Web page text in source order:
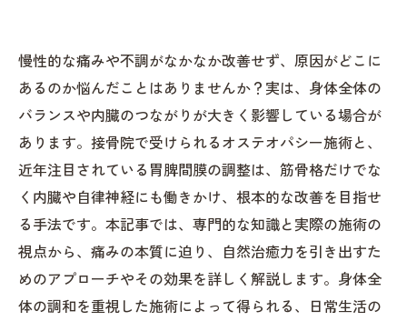
慢性的な痛みや不調がなかなか改善せず、原因がどこに
あるのか悩んだことはありませんか？実は、身体全体の
バランスや内臓のつながりが大きく影響している場合が
あります。接骨院で受けられるオステオパシー施術と、
近年注目されている胃脾間膜の調整は、筋骨格だけでな
く内臓や自律神経にも働きかけ、根本的な改善を目指せ
る手法です。本記事では、専門的な知識と実際の施術の
視点から、痛みの本質に迫り、自然治癒力を引き出すた
めのアプローチやその効果を詳しく解説します。身体全
体の調和を重視した施術によって得られる、日常生活の